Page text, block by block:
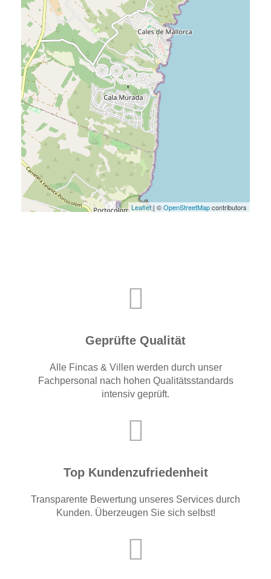
Leaflet| ©OpenStreetMapcontributors
Geprüfte Qualität
Alle Fincas & Villen werden durch unser
Fachpersonal nach hohen Qualitätsstandards
intensiv geprüft.
Top Kundenzufriedenheit
Transparente Bewertung unseres Services durch
Kunden. Überzeugen Sie sich selbst!